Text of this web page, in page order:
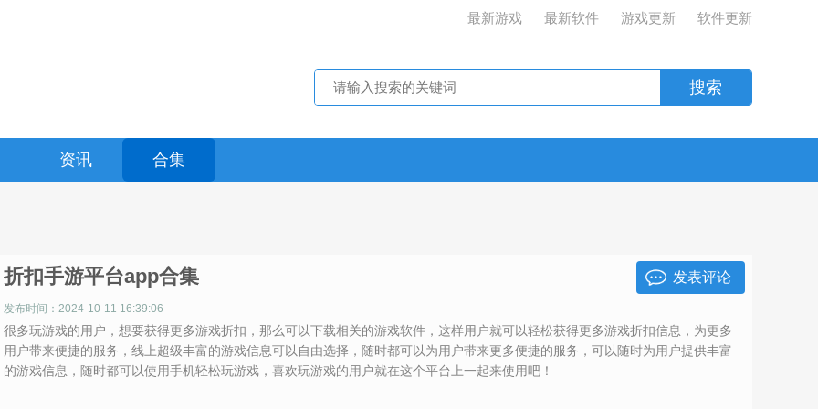
最新游戏 最新软件 游戏更新 软件更新
资讯 合集
折扣手游平台app合集 发表评论
发布时间：2024-10-11 16:39:06
很多玩游戏的用户，想要获得更多游戏折扣，那么可以下载相关的游戏软件，这样用户就可以轻松获得更多游戏折扣信息，为更多
用户带来便捷的服务，线上超级丰富的游戏信息可以自由选择，随时都可以为用户带来更多便捷的服务，可以随时为用户提供丰富
的游戏信息，随时都可以使用手机轻松玩游戏，喜欢玩游戏的用户就在这个平台上一起来使用吧！